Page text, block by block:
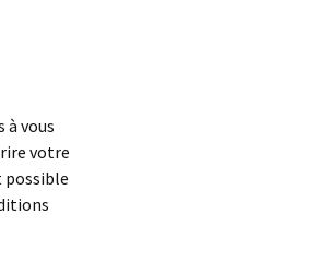
à vous
votre
possible